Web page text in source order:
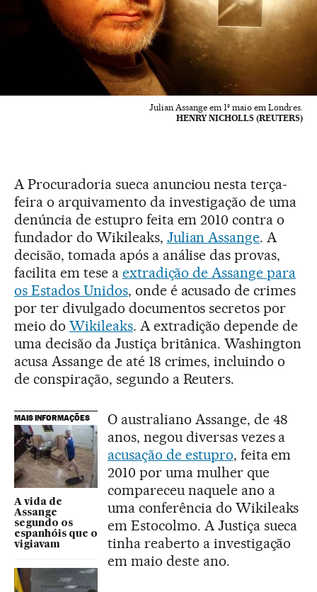
Julian Assange em 1º maio em Londres.
HENRY NICHOLLS (REUTERS)
A Procuradoria sueca anunciou nesta terça-
feira o arquivamento da investigação de uma
denúncia de estupro feita em 2010 contra o
fundador do Wikileaks, Julian Assange. A
decisão, tomada após a análise das provas,
facilita em tese a extradição de Assange para
os Estados Unidos, onde é acusado de crimes
por ter divulgado documentos secretos por
meio do Wikileaks. A extradição depende de
uma decisão da Justiça britânica. Washington
acusa Assange de até 18 crimes, incluindo o
de conspiração, segundo a Reuters.
MAIS INFORMAÇÕES
A vida de
Assange
segundo os
espanhóis que o
vigiavam
O australiano Assange, de 48
anos, negou diversas vezes a
acusação de estupro, feita em
2010 por uma mulher que
compareceu naquele ano a
uma conferência do Wikileaks
em Estocolmo. A Justiça sueca
tinha reaberto a investigação
em maio deste ano.